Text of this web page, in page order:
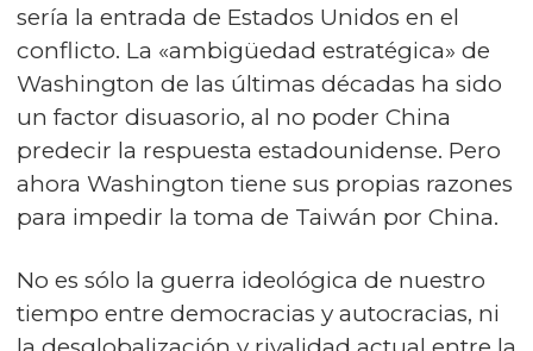
sería la entrada de Estados Unidos en el
conflicto. La «ambigüedad estratégica» de
Washington de las últimas décadas ha sido
un factor disuasorio, al no poder China
predecir la respuesta estadounidense. Pero
ahora Washington tiene sus propias razones
para impedir la toma de Taiwán por China.
No es sólo la guerra ideológica de nuestro
tiempo entre democracias y autocracias, ni